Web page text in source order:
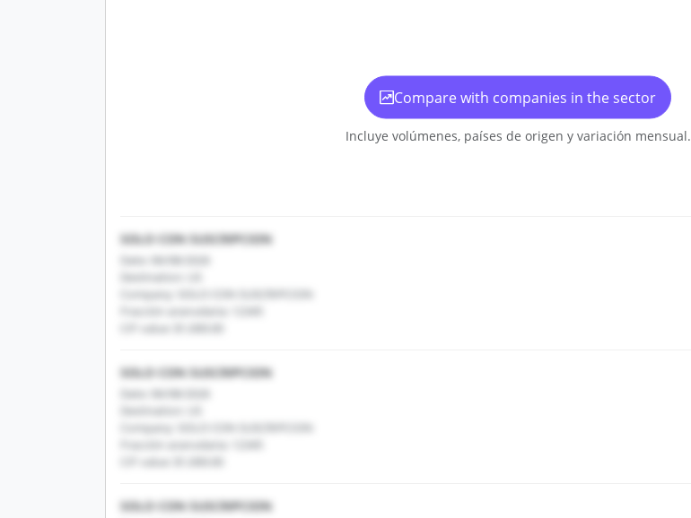
Compare with companies in the sector
Incluye volúmenes, países de origen y variación mensual.
SOLO CON SUSCRIPCION
Date: 06/08/2026
Destination: US
Company: SOLO CON SUSCRIPCION
Fracción arancelaria: 12345
CIF value: $1,000.00
SOLO CON SUSCRIPCION
Date: 06/08/2026
Destination: US
Company: SOLO CON SUSCRIPCION
Fracción arancelaria: 12345
CIF value: $1,000.00
SOLO CON SUSCRIPCION